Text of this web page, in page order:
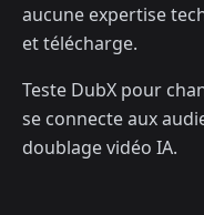
aucune expertise
et télécharge.
Teste DubX pour
se connecte aux
doublage vidéo IA.